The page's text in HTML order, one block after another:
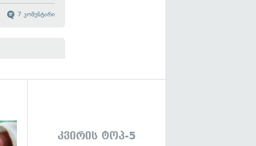
7 კომენტარი
გადახედვაკვირის ტოპ-5